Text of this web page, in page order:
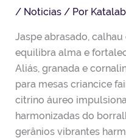
/ Noticias / Por Katalab
Jaspe abrasado,
equilibra alma e
Aliás, granada e
para mesas criancice
citrino áureo
harmonizadas do
gerânios vibrantes